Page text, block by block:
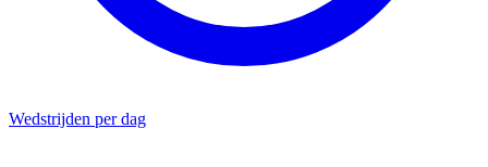
Wedstrijden per dag